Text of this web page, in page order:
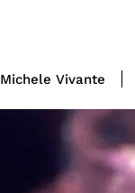
Michele Vivante